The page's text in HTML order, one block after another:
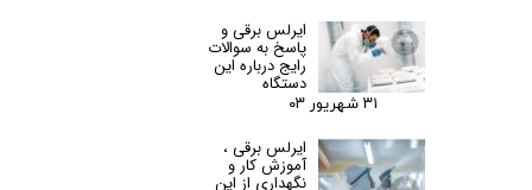
ایرلس برقی و
پاسخ به سوالات
رایج درباره این
دستگاه
۳۱ شهریور ۰۳
ایرلس برقی ،
آموزش کار و
نگهداری از این